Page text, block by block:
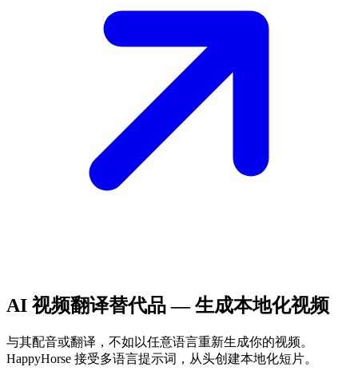
AI 视频翻译替代品 — 生成本地化视频
与其配音或翻译，不如以任意语言重新生成你的视频。
HappyHorse 接受多语言提示词，从头创建本地化短片。